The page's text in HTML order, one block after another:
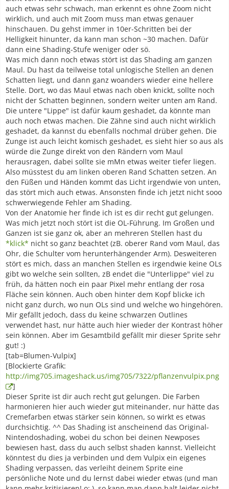
auch etwas sehr schwach, man erkennt es ohne Zoom nicht
wirklich, und auch mit Zoom muss man etwas genauer
hinschauen. Du gehst immer in 10er-Schritten bei der
Helligkeit hinunter, da kann man schon ~30 machen. Dafür
dann eine Shading-Stufe weniger oder sö.
Was mich dann noch etwas stört ist das Shading am ganzen
Maul. Du hast da teilweise total unlogische Stellen an denen
Schatten liegt, und dann ganz woanders wieder eine hellere
Stelle. Dort, wo das Maul etwas nach oben knickt, sollte noch
nicht der Schatten beginnen, sondern weiter unten am Rand.
Die untere "Lippe" ist dafür kaum geshadet, da könnte man
auch noch etwas machen. Die Zähne sind auch nicht wirklich
geshadet, da kannst du ebenfalls nochmal drüber gehen. Die
Zunge ist auch leicht komisch geshadet, es sieht hier so aus als
würde die Zunge direkt von den Rändern vom Maul
herausragen, dabei sollte sie mMn etwas weiter tiefer liegen.
Also müsstest du am linken oberen Rand Schatten setzen. An
den Füßen und Händen kommt das Licht irgendwie von unten,
das stört mich auch etwas. Ansonsten finde ich jetzt nicht sooo
schwerwiegende Fehler am Shading.
Von der Anatomie her finde ich ist es dir recht gut gelungen.
Was mich jetzt noch stört ist die OL-Führung. Im Großen und
Ganzen ist sie ganz ok, aber an mehreren Stellen hast du
*klick* nicht so ganz beachtet (zB. oberer Rand vom Maul, das
Ohr, die Schulter vom herunterhängender Arm). Desweiteren
stört es mich, dass an manchen Stellen es irgendwie keine OLs
gibt wo welche sein sollten, zB endet die "Unterlippe" viel zu
früh, da hätten noch ein paar Pixel mehr entlang der rosa
Fläche sein können. Auch oben hinter dem Kopf blicke ich
nicht ganz durch, wo nun OLs sind und welche wo hingehören.
Mir gefällt jedoch, dass du keine schwarzen Outlines
verwendet hast, nur hätte auch hier wieder der Kontrast höher
sein können. Aber im Gesamtbild gefällt mir dieser Sprite sehr
gut! :)
[tab=Blumen-Vulpix]
[Blockierte Grafik:
http://img705.imageshack.us/img705/7322/pflanzenvulpix.png
]
Dieser Sprite ist dir auch recht gut gelungen. Die Farben
harmonieren hier auch wieder gut miteinander, nur hätte das
Cremefarben etwas stärker sein können, so wirkt es etwas
durchsichtig. ^^ Das Shading ist anscheinend das Original-
Nintendoshading, wobei du schon bei deinen Newposes
bewiesen hast, dass du auch selbst shaden kannst. Vielleicht
könntest du dies ja verbinden und dem Vulpix ein eigenes
Shading verpassen, das verleiht deinem Sprite eine
persönliche Note und du lernst dabei wieder etwas (und man